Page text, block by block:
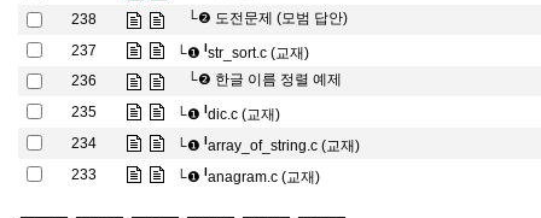
238
└❷ 도전문제 (모범 답안)
237
└❶ lstr_sort.c (교재)
236
└❷ 한글 이름 정렬 예제
235
└❶ ldic.c (교재)
234
└❶ larray_of_string.c (교재)
233
└❶ lanagram.c (교재)